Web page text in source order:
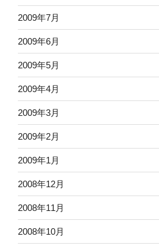
2009年7月
2009年6月
2009年5月
2009年4月
2009年3月
2009年2月
2009年1月
2008年12月
2008年11月
2008年10月